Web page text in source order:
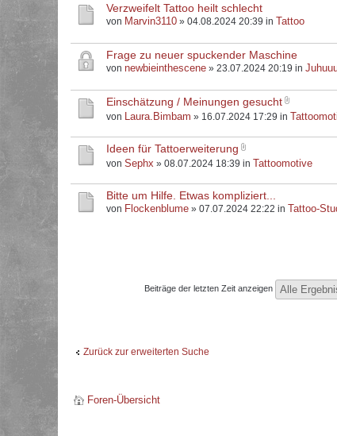
Verzweifelt Tattoo heilt schlecht
von Marvin3110 » 04.08.2024 20:39 in Tattoo
Frage zu neuer spuckender Maschine
von newbieinthescene » 23.07.2024 20:19 in
Einschätzung / Meinungen gesucht
von Laura.Bimbam » 16.07.2024 17:29 in
Ideen für Tattoerweiterung
von Sephx » 08.07.2024 18:39 in Tattoomotive
Bitte um Hilfe. Etwas kompliziert...
von Flockenblume » 07.07.2024 22:22 in Tattoo-
Beiträge der letzten Zeit anzeigen
Zurück zur erweiterten Suche
Foren-Übersicht